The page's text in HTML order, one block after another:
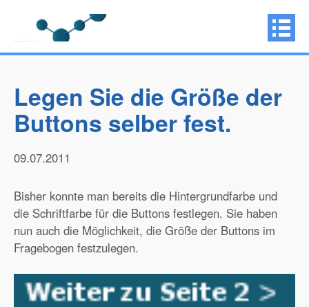
Legen Sie die Größe der
Buttons selber fest.
09.07.2011
Bisher konnte man bereits die Hintergrundfarbe und
die Schriftfarbe für die Buttons festlegen. Sie haben
nun auch die Möglichkeit, die Größe der Buttons im
Fragebogen festzulegen.